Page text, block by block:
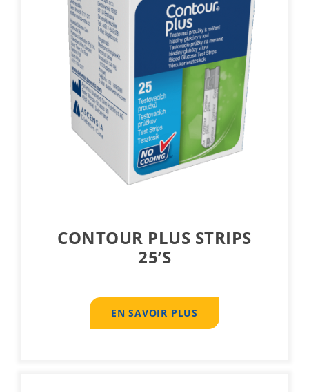
CONTOUR PLUS STRIPS
25’S
EN SAVOIR PLUS